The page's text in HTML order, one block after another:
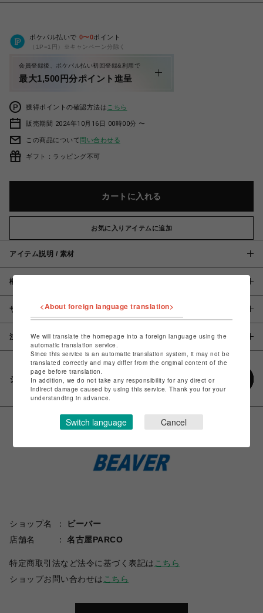
ポケパル払いで 0〜0ポイント
（1P=1円）※キャンペーン分除く
会員登録後、ポケパル払い初回登録&利用で
最大1,500円分ポイント進呈
獲得ポイントの確認方法は こちら
販売期間 2024年10月16日 00時00分 〜
この商品について問い合わせる
ギフト：ラッピング不可
カートに入れる
お気に入りアイテムに追加
アイテム説明 / 素材
概要
サイズ
注意事項
シェアする
ショップ名
ビーバー
店舗名
名古屋PARCO
特定商取引法など法令に基づく表記は こちら
ショップお問い合わせは こちら
<About foreign language translation>
We will translate the homepage into a foreign language using the
automatic translation service.
Since this service is an automatic translation system, it may not be
translated correctly and may differ from the original content of the
page before translation.
In addition, we do not take any responsibility for any direct or
indirect damage caused by using this service. Thank you for your
understanding in advance.
Switch language Cancel